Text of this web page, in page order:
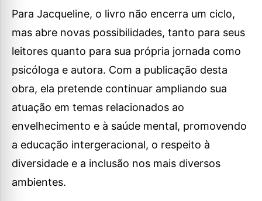
Para Jacqueline, o livro não encerra um ciclo,
mas abre novas possibilidades, tanto para seus
leitores quanto para sua própria jornada como
psicóloga e autora. Com a publicação desta
obra, ela pretende continuar ampliando sua
atuação em temas relacionados ao
envelhecimento e à saúde mental, promovendo
a educação intergeracional, o respeito à
diversidade e a inclusão nos mais diversos
ambientes.